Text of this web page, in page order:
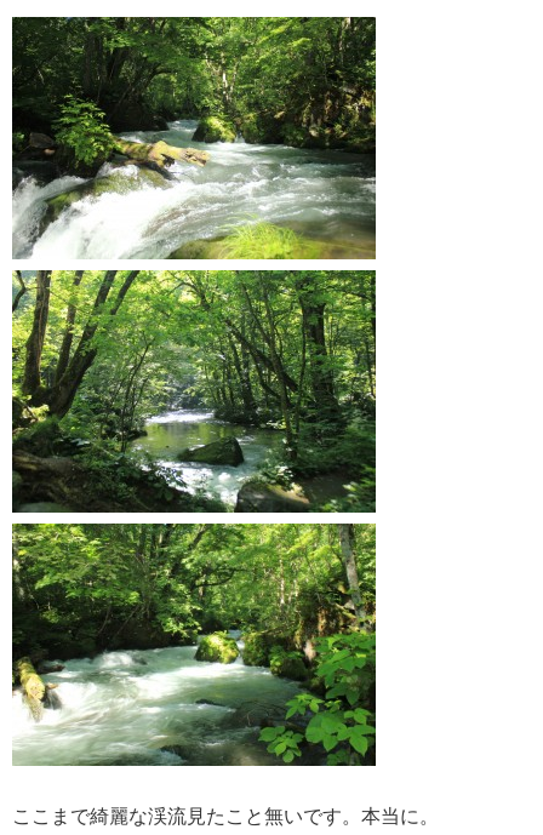
ここまで綺麗な渓流見たこと無いです。本当に。